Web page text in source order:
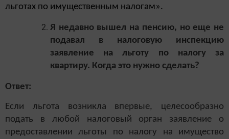
льготах по имущественным налогам».
Я недавно вышел на пенсию, но еще не
подавал в налоговую инспекцию
заявление на льготу по налогу за
квартиру. Когда это нужно сделать?
Ответ:
Если льгота возникла впервые, целесообразно
подать в любой налоговый орган заявление о
предоставлении льготы по налогу на имущество